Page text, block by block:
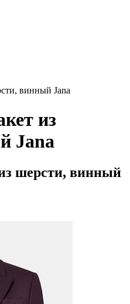
винный Jana
из
Jana
шерсти, винный